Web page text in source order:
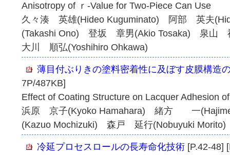
Anisotropy of ｒ-Value for Two-Piece Can Use
久々湊 英雄(Hideo Kuguminato) 阿部 英夫
(Takashi Ono) 登坂 章男(Akio Tosaka) 泉山
大川 順弘(Yoshihiro Ohkawa)
薄目付ぶりきの塗料密着性に及ぼす皮膜構造
7P/487KB]
Effect of Coating Structure on Lacquer Adhesion
浜原 京子(Kyoko Hamahara) 緒方 一
(Kazuo Mochizuki) 森戸 延行(Nobuyuki
冷延プロセスロールの長寿命化技術 [P.42-48]